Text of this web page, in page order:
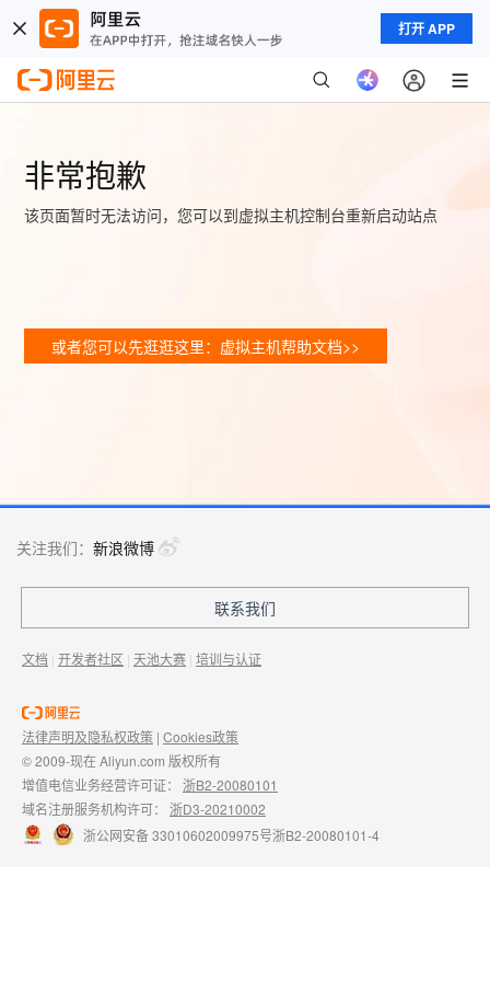
打开 APP
非常抱歉
该页面暂时无法访问，您可以到虚拟主机控制台重新启动站点
或者您可以先逛逛这里：虚拟主机帮助文档>>